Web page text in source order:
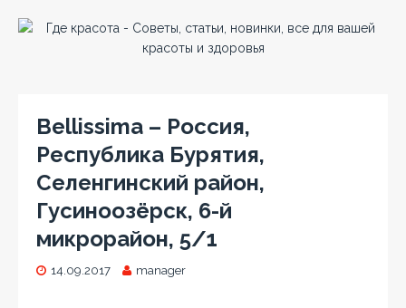
Bellissima – Россия,
Республика Бурятия,
Селенгинский район,
Гусиноозёрск, 6-й
микрорайон, 5/1
14.09.2017 manager